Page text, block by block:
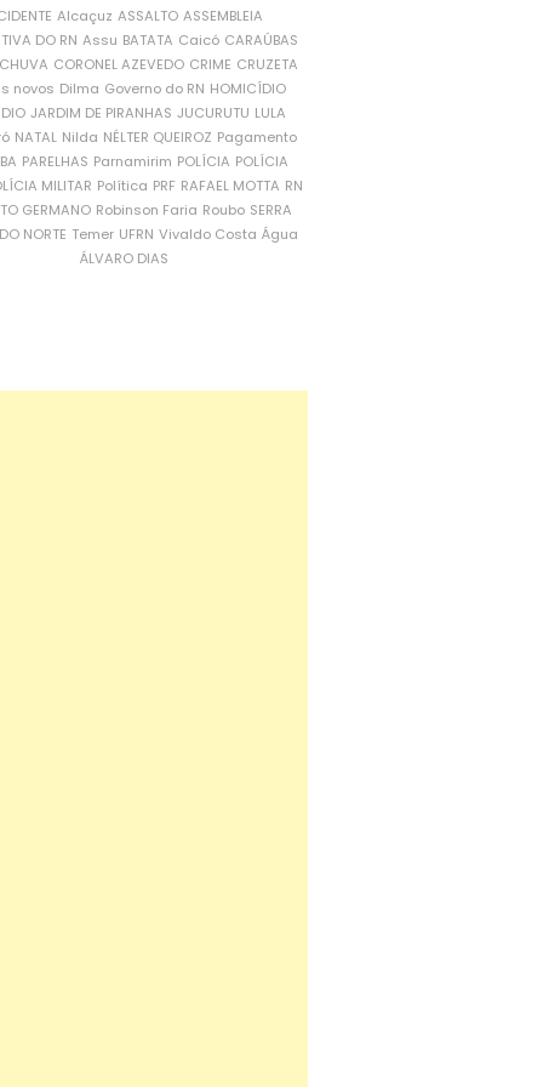
Alcaçuz ASSALTO ASSEMBLEIA
DO RN Assu BATATA Caicó CARAÚBAS
CORONEL AZEVEDO CRIME CRUZETA
novos Dilma Governo do RN HOMICÍDIO
JARDIM DE PIRANHAS JUCURUTU LULA
NATAL Nilda NÉLTER QUEIROZ Pagamento
PARELHAS Parnamirim POLÍCIA POLÍCIA
MILITAR Política PRF RAFAEL MOTTA RN
GERMANO Robinson Faria Roubo SERRA
NORTE Temer UFRN Vivaldo Costa Água
ÁLVARO DIAS